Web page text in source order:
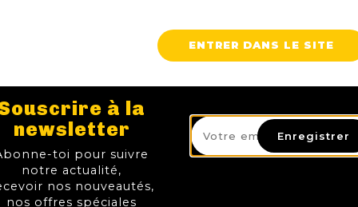
AJOUTER AU
ENTRER DANS LE SITE
à la
newsletter
toi pour suivre
notre actualité,
nos nouveautés,
nos offres spéciales
Enregistrer